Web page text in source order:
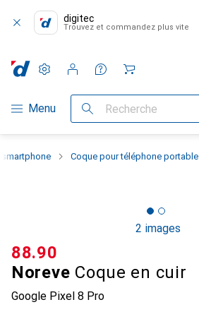
digitec
Trouvez et commandez plus vite
Navigation par catégorie
Menu Recherche
Paramètres
Compte client
Listes de comparaison
Listes d'envies
Panier
Coque pour téléphone portable
2 images
Noreve Coque en cuir
Google Pixel 8 Pro
CHF
88.90